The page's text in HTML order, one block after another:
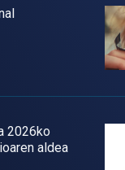
2026ko
aldea